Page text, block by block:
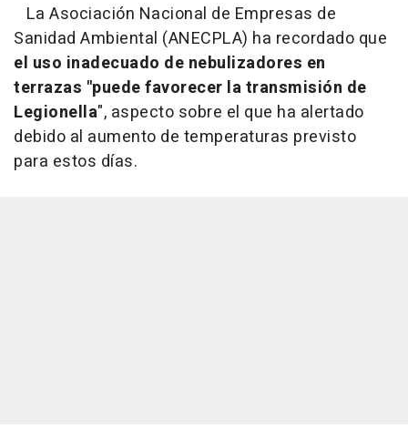
La Asociación Nacional de Empresas de
Sanidad Ambiental (ANECPLA) ha recordado que
el uso inadecuado de nebulizadores en
terrazas "puede favorecer la transmisión de
Legionella", aspecto sobre el que ha alertado
debido al aumento de temperaturas previsto
para estos días.